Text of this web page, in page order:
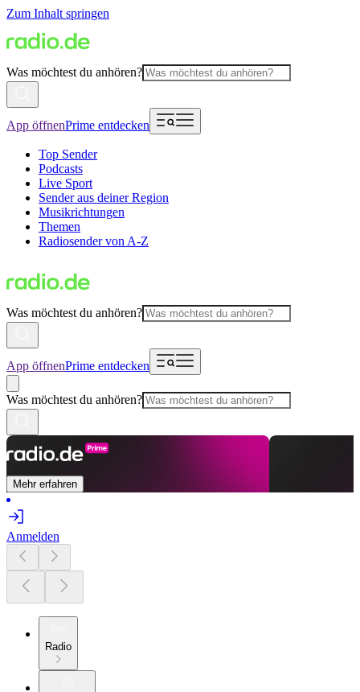
Zum Inhalt springen
Was möchtest du anhören?
App öffnenPrime entdecken
Top Sender
Podcasts
Live Sport
Sender aus deiner Region
Musikrichtungen
Themen
Radiosender von A-Z
Was möchtest du anhören?
App öffnenPrime entdecken
Was möchtest du anhören?
Mehr erfahren
Anmelden
Radio